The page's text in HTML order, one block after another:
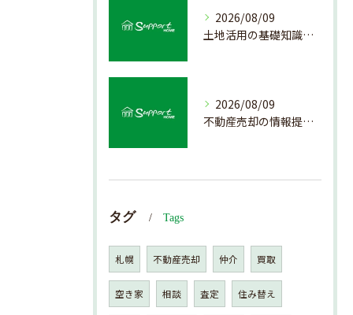
2026/08/09
土地活用の基礎知識と売却前のポイント
2026/08/09
不動産売却の情報提供を通じて北海道札幌市で後悔しない売却を実現するためのポイント
タグ Tags
札幌 不動産売却 仲介 買取
空き家 相談 査定 住み替え